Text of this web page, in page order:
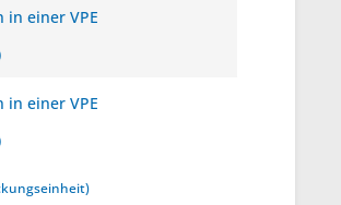
in einer VPE
in einer VPE